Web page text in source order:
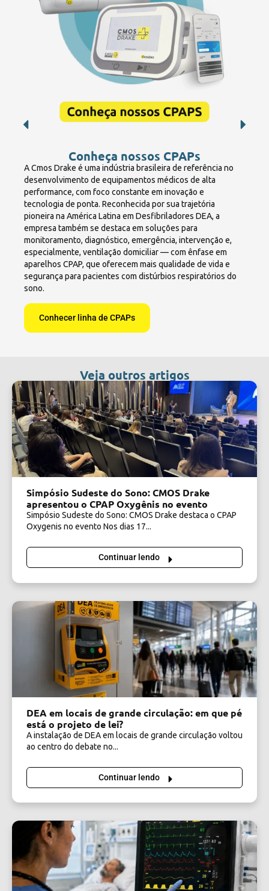
Conheça nossos CPAPs
A Cmos Drake é uma indústria brasileira de referência no
desenvolvimento de equipamentos médicos de alta
performance, com foco constante em inovação e
tecnologia de ponta. Reconhecida por sua trajetória
pioneira na América Latina em Desfibriladores DEA, a
empresa também se destaca em soluções para
monitoramento, diagnóstico, emergência, intervenção e,
especialmente, ventilação domiciliar — com ênfase em
aparelhos CPAP, que oferecem mais qualidade de vida e
segurança para pacientes com distúrbios respiratórios do
sono.
Conhecer linha de CPAPs
Veja outros artigos
Simpósio Sudeste do Sono: CMOS Drake
apresentou o CPAP Oxygênis no evento
Simpósio Sudeste do Sono: CMOS Drake destaca o CPAP
Oxygenis no evento Nos dias 17...
Continuar lendo
DEA em locais de grande circulação: em que pé
está o projeto de lei?
A instalação de DEA em locais de grande circulação voltou
ao centro do debate no...
Continuar lendo